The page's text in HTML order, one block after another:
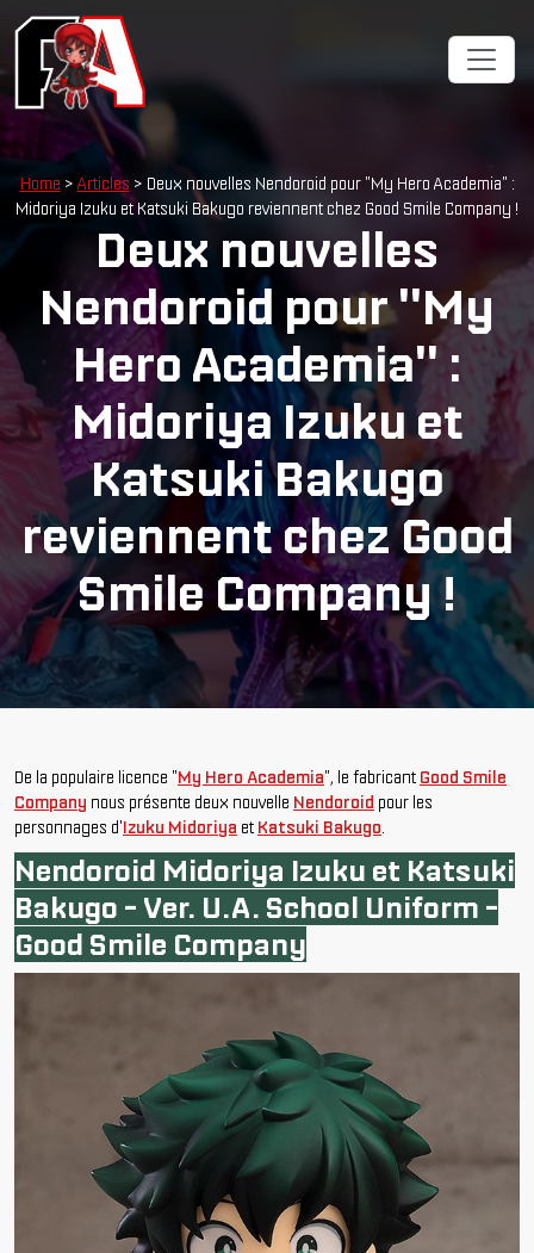
Home > Articles > Deux nouvelles Nendoroid pour "My Hero Academia" :
Midoriya Izuku et Katsuki Bakugo reviennent chez Good Smile Company !
Deux nouvelles
Nendoroid pour "My
Hero Academia" :
Midoriya Izuku et
Katsuki Bakugo
reviennent chez Good
Smile Company !
De la populaire licence "My Hero Academia", le fabricant Good Smile
Company nous présente deux nouvelle Nendoroid pour les
personnages d'Izuku Midoriya et Katsuki Bakugo.
Nendoroid Midoriya Izuku et Katsuki
Bakugo - Ver. U.A. School Uniform -
Good Smile Company